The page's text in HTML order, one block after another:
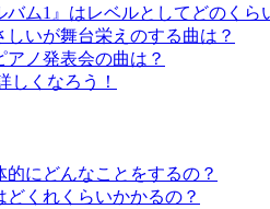
バム1』はレベルとしてどのくら
しいが舞台栄えのする曲は？
ノ発表会の曲は？
しくなろう！
的にどんなことをするの？
どくれくらいかかるの？